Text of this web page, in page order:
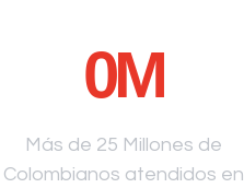
0M
Más de 25 Millones de
Colombianos atendidos en